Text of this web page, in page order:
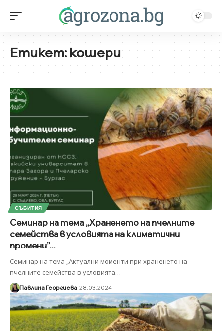
Етикет:кошери
СЪБИТИЯ
Семинар на тема „Храненето на пчелните
семейства в условията на климатични
промени”...
Семинар на тема „Актуални моменти при храненето на
пчелните семейства в условията…
Павлина Георгиева 28.03.2024